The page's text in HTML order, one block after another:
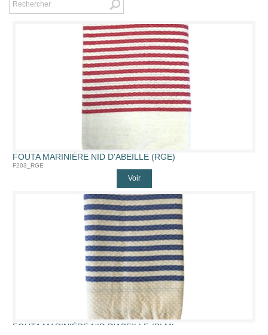
FOUTA MARINIÈRE NID D'ABEILLE (RGE)
F203_RGE
Voir
FOUTA MARINIÈRE NID D'ABEILLE (BLM)